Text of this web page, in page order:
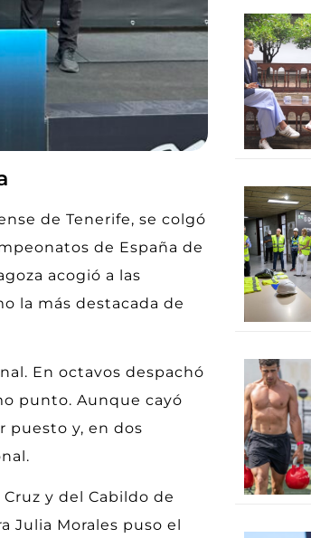
de Tenerife, se colgó
de España de
acogió a las
la más destacada de
En octavos despachó
punto. Aunque cayó
puesto y, en dos
y del Cabildo de
Julia Morales puso el